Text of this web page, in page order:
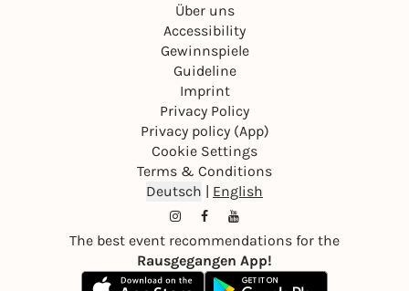
Über uns
Accessibility
Gewinnspiele
Guideline
Imprint
Privacy Policy
Privacy policy (App)
Cookie Settings
Terms & Conditions
Deutsch | English
The best event recommendations for the
Rausgegangen App!